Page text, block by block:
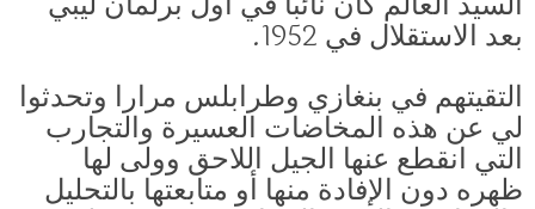
بعد الاستقلال في 1952.
التقيتهم في بنغازي وطرابلس مرارا وتحدثوا
لي عن هذه المخاضات العسيرة والتجارب
التي انقطع عنها الجيل اللاحق وولى لها
ظهره دون الإفادة منها أو متابعتها بالتحليل